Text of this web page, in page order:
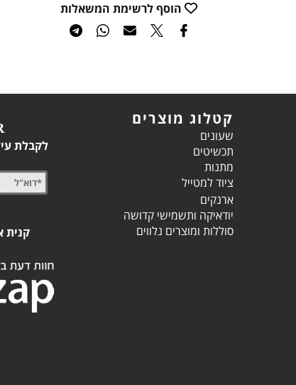
הוסף לרשימת המשאלות
קטלוג מוצרים
שעונים
תכשיטים
מתנות
ציוד למטייל
ארנקים
יודאיקה ותשמישי קדושה
סוללות ומוצרים נלווים
לקבלת
קנית